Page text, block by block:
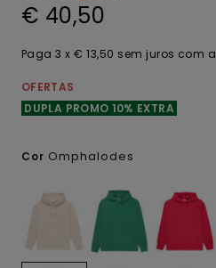
€ 40,50
Paga 3 x € 13,50 sem juros com a
OFERTAS
DUPLA PROMO 10% EXTRA
Cor Omphalodes